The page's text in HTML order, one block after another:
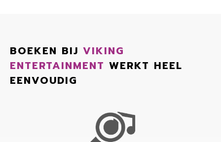
BOEKEN BIJ VIKING
ENTERTAINMENT WERKT HEEL
EENVOUDIG